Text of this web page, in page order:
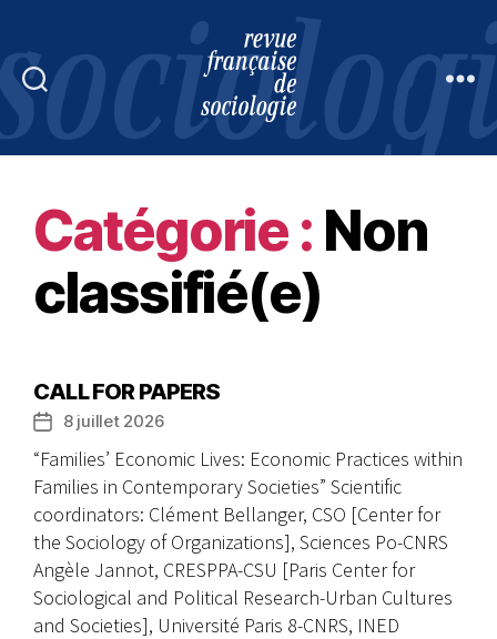
Revue
française
Catégorie : Non
classifié(e)
CALL FOR PAPERS
Date
de
l’article
8 juillet 2026
“Families’ Economic Lives: Economic Practices within
Families in Contemporary Societies” Scientific
coordinators: Clément Bellanger, CSO [Center for
the Sociology of Organizations], Sciences Po-CNRS
Angèle Jannot, CRESPPA-CSU [Paris Center for
Sociological and Political Research-Urban Cultures
and Societies], Université Paris 8-CNRS, INED